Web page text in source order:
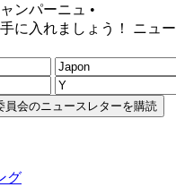
ンパーニュ •
に入れましょう！ ニュ
員会のニュースレターを購読
グ